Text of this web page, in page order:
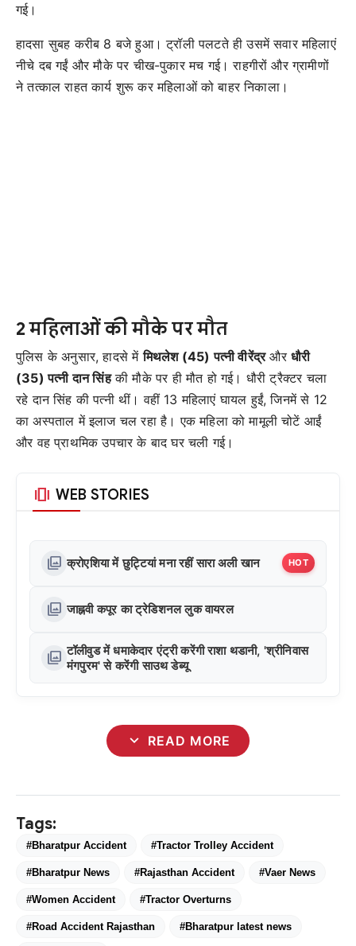
गई।
हादसा सुबह करीब 8 बजे हुआ। ट्रॉली पलटते ही उसमें सवार महिलाएं
नीचे दब गईं और मौके पर चीख-पुकार मच गई। राहगीरों और ग्रामीणों
ने तत्काल राहत कार्य शुरू कर महिलाओं को बाहर निकाला।
2 महिलाओं की मौके पर मौत
पुलिस के अनुसार, हादसे मेंमिथलेश (45) पत्नी वीरेंद्रऔरधौरी
(35) पत्नी दान सिंहकी मौके पर ही मौत हो गई। धौरी ट्रैक्टर चला
रहे दान सिंह की पत्नी थीं। वहीं 13 महिलाएं घायल हुईं, जिनमें से 12
का अस्पताल में इलाज चल रहा है। एक महिला को मामूली चोटें आईं
और वह प्राथमिक उपचार के बाद घर चली गई।
amp_stories WEB STORIES
photo_library क्रोएशिया में छुट्टियां मना रहीं सारा अली खान HOT
photo_library जाह्नवी कपूर का ट्रेडिशनल लुक वायरल
photo_library टॉलीवुड में धमाकेदार एंट्री करेंगी राशा थडानी, 'श्रीनिवास
मंगपुरम' से करेंगी साउथ डेब्यू
expand_more READ MORE
Tags:
#Bharatpur Accident #Tractor Trolley Accident
#Bharatpur News #Rajasthan Accident #Vaer News
#Women Accident #Tractor Overturns
#Road Accident Rajasthan #Bharatpur latest news